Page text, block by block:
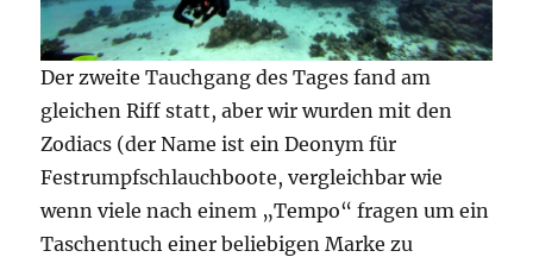
Der zweite Tauchgang des Tages fand am
gleichen Riff statt, aber wir wurden mit den
Zodiacs (der Name ist ein Deonym für
Festrumpfschlauchboote, vergleichbar wie
wenn viele nach einem „Tempo“ fragen um ein
Taschentuch einer beliebigen Marke zu